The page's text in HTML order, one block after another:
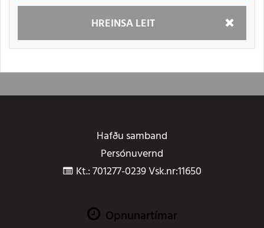
HREINSA LEIT
Hefja
Hafðu samband
Persónuvernd
Kt.: 701277-0239 Vsk.nr:11650
Opnunartímar